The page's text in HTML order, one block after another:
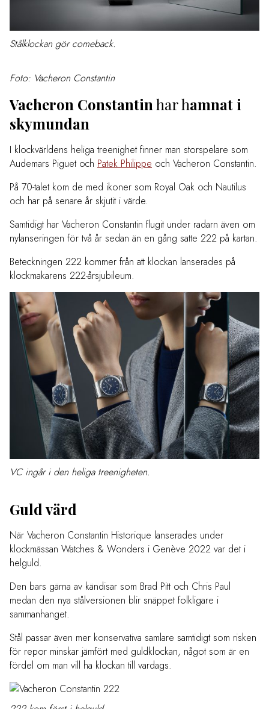
Stålklockan gör comeback.
Foto: Vacheron Constantin
Vacheron Constantinhar hamnat i
skymundan
I klockvärldens heliga treenighet finner man storspelare som
Audemars Piguet och Patek Philippe och Vacheron Constantin.
På 70-talet kom de med ikoner som Royal Oak och Nautilus
och har på senare år skjutit i värde.
Samtidigt har Vacheron Constantin flugit under radarn även om
nylanseringen för två år sedan än en gång satte 222 på kartan.
Beteckningen 222 kommer från att klockan lanserades på
klockmakarens 222-årsjubileum.
VC ingår i den heliga treenigheten.
Guld värd
När Vacheron Constantin Historique lanserades under
klockmässan Watches & Wonders i Genève 2022 var det i
helguld.
Den bars gärna av kändisar som Brad Pitt och Chris Paul
medan den nya stålversionen blir snäppet folkligare i
sammanhanget.
Stål passar även mer konservativa samlare samtidigt som risken
för repor minskar jämfört med guldklockan, något som är en
fördel om man vill ha klockan till vardags.